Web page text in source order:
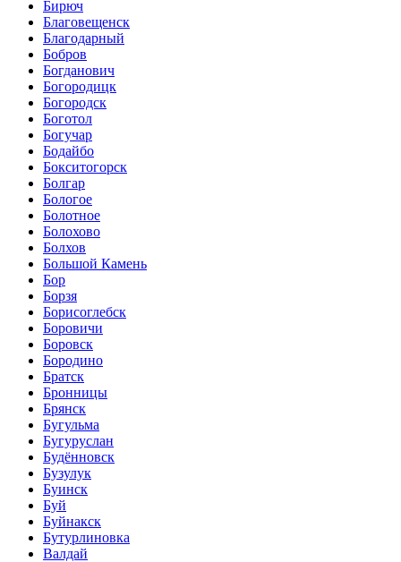
Бирюч
Благовещенск
Благодарный
Бобров
Богданович
Богородицк
Богородск
Боготол
Богучар
Бодайбо
Бокситогорск
Болгар
Бологое
Болотное
Болохово
Болхов
Большой Камень
Бор
Борзя
Борисоглебск
Боровичи
Боровск
Бородино
Братск
Бронницы
Брянск
Бугульма
Бугуруслан
Будённовск
Бузулук
Буинск
Буй
Буйнакск
Бутурлиновка
Валдай